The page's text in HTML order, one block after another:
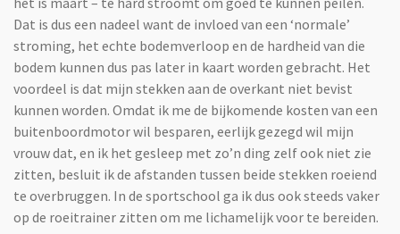
Dat is dus een nadeel want de invloed van een ‘normale’
stroming, het echte bodemverloop en de hardheid van die
bodem kunnen dus pas later in kaart worden gebracht. Het
voordeel is dat mijn stekken aan de overkant niet bevist
kunnen worden. Omdat ik me de bijkomende kosten van een
buitenboordmotor wil besparen, eerlijk gezegd wil mijn
vrouw dat, en ik het gesleep met zo’n ding zelf ook niet zie
zitten, besluit ik de afstanden tussen beide stekken roeiend
te overbruggen. In de sportschool ga ik dus ook steeds vaker
op de roeitrainer zitten om me lichamelijk voor te bereiden.